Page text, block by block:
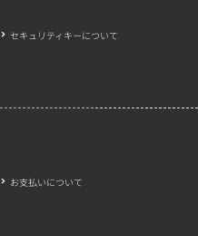
セキュリティキーについて
お支払いについて